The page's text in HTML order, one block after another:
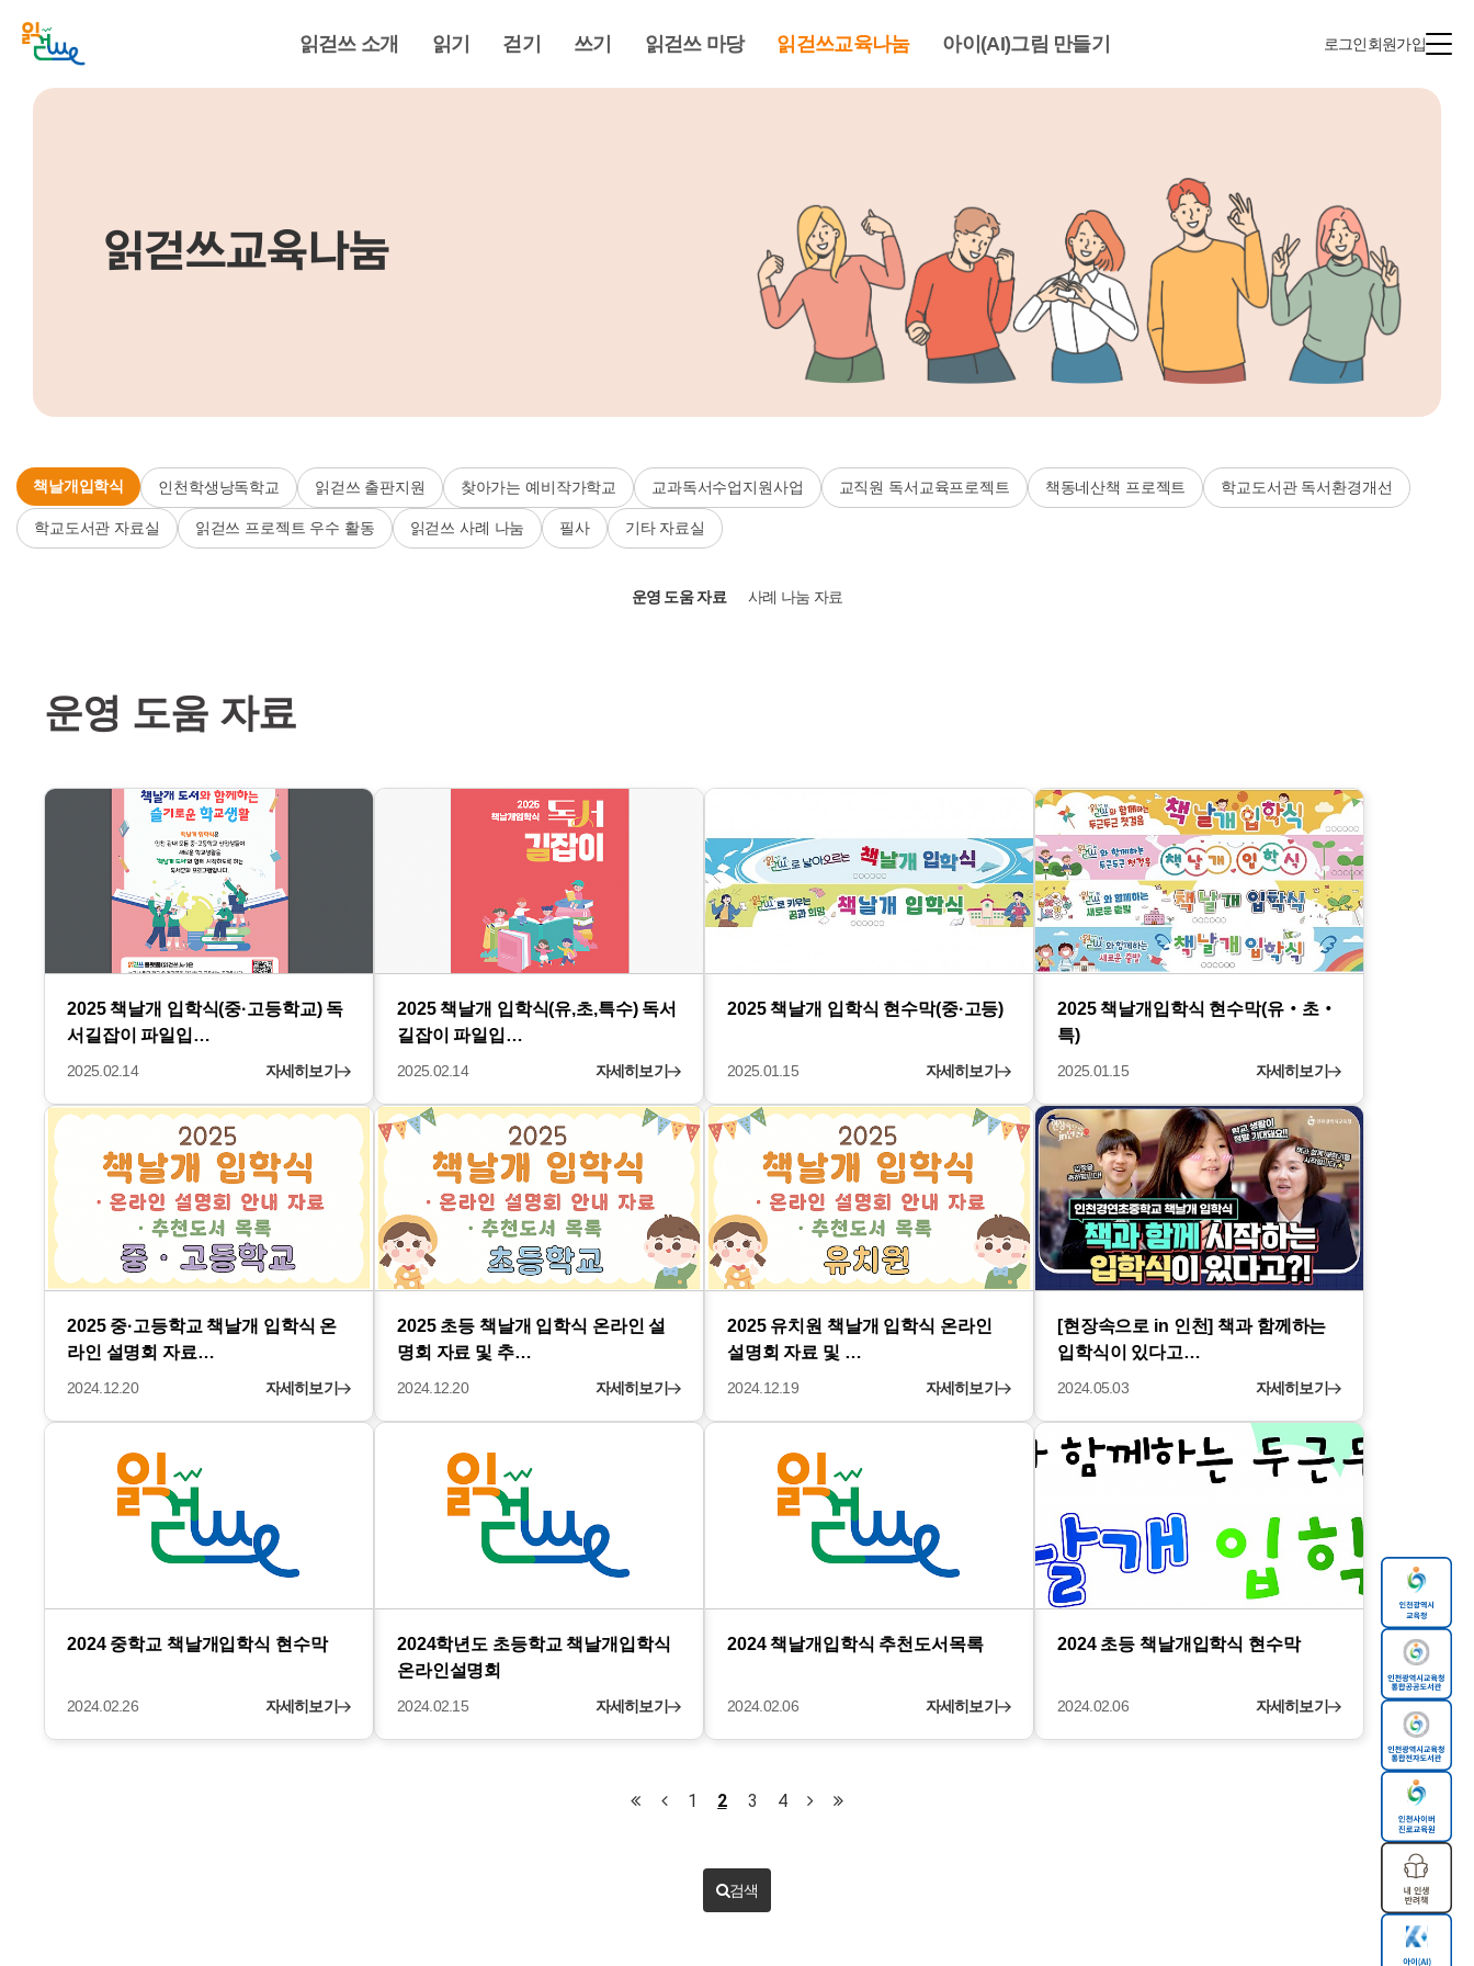
읽걷쓰 소개 읽기 걷기 쓰기 읽걷쓰 마당 읽걷쓰교육나눔 아이(AI)그림 만들기 로그인회원가입
읽걷쓰교육나눔
책날개입학식 인천학생낭독학교 읽걷쓰 출판지원 찾아가는 예비작가학교 교과독서수업지원사업 교직원 독서교육프로젝트 책동네산책 프로젝트 학교도서관 독서환경개선
학교도서관 자료실 읽걷쓰 프로젝트 우수 활동 읽걷쓰 사례 나눔 필사 기타 자료실
운영 도움 자료 사례 나눔 자료
운영 도움 자료
2025 책날개 입학식(중·고등학교) 독
서길잡이 파일입…
2025.02.14 자세히보기
2025 책날개 입학식(유,초,특수) 독서
길잡이 파일입…
2025.02.14 자세히보기
2025 책날개 입학식 현수막(중·고등)
2025.01.15 자세히보기
2025 책날개입학식 현수막(유‧초‧
특)
2025.01.15 자세히보기
2025 중·고등학교 책날개 입학식 온
라인 설명회 자료…
2024.12.20 자세히보기
2025 초등 책날개 입학식 온라인 설
명회 자료 및 추…
2024.12.20 자세히보기
2025 유치원 책날개 입학식 온라인
설명회 자료 및 …
2024.12.19 자세히보기
[현장속으로 in 인천] 책과 함께하는
입학식이 있다고…
2024.05.03 자세히보기
2024 중학교 책날개입학식 현수막
2024.02.26 자세히보기
2024학년도 초등학교 책날개입학식
온라인설명회
2024.02.15 자세히보기
2024 책날개입학식 추천도서목록
2024.02.06 자세히보기
2024 초등 책날개입학식 현수막
2024.02.06 자세히보기
1 2 3 4
검색